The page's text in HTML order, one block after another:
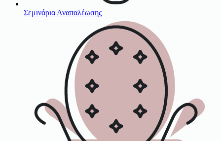
Σεμινάρια Αναπαλέωσης